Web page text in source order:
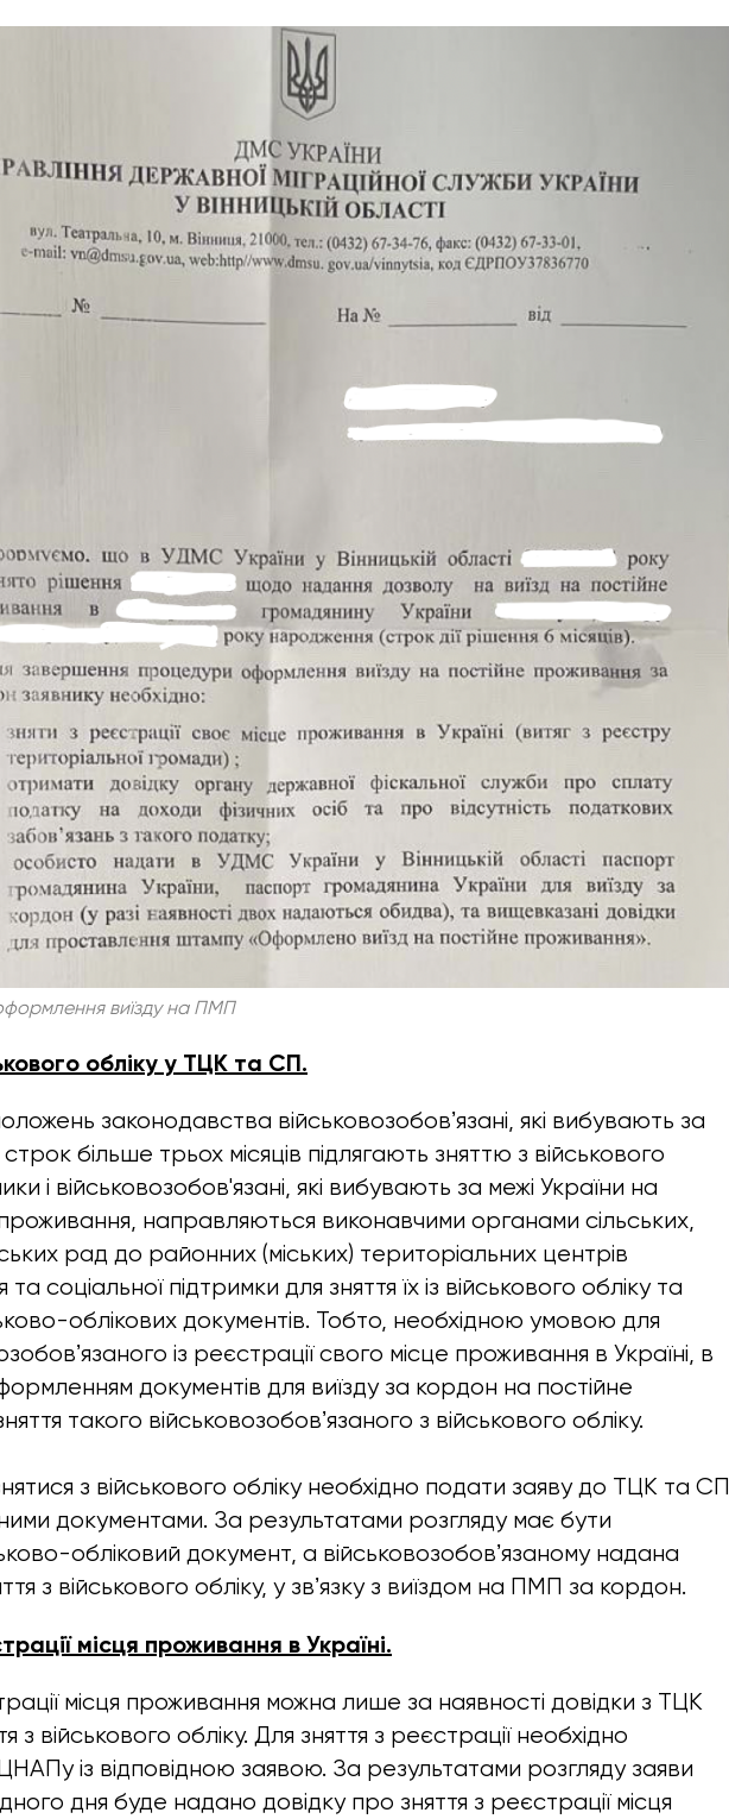
виїзду на ПМП
обліку у ТЦК та СП.
законодавства військовозобовʼязані, які вибувають за
більше трьох місяців підлягають зняттю з військового
і військовозобов'язані, які вибувають за межі України на
направляються виконавчими органами сільських,
рад до районних (міських) територіальних центрів
соціальної підтримки для зняття їх із військового обліку та
облікових документів. Тобто, необхідною умовою для
із реєстрації свого місце проживання в Україні, в
документів для виїзду за кордон на постійне
такого військовозобовʼязаного з військового обліку.
з військового обліку необхідно подати заяву до ТЦК та СП
документами. За результатами розгляду має бути
обліковий документ, а військовозобовʼязаному надана
з військового обліку, у звʼязку з виїздом на ПМП за кордон.
місця проживання в Україні.
місця проживання можна лише за наявності довідки з ТЦК
з військового обліку. Для зняття з реєстрації необхідно
із відповідною заявою. За результатами розгляду заяви
дня буде надано довідку про зняття з реєстрації місця